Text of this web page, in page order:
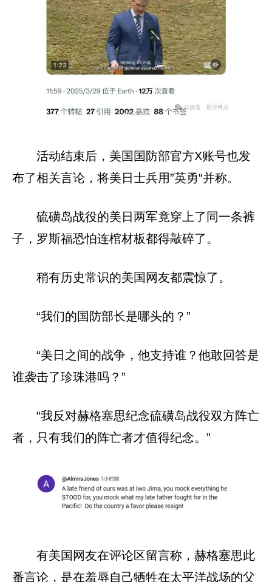
活动结束后，美国国防部官方X账号也发
布了相关言论，将美日士兵用”英勇“并称。
硫磺岛战役的美日两军竟穿上了同一条裤
子，罗斯福恐怕连棺材板都得敲碎了。
稍有历史常识的美国网友都震惊了。
“我们的国防部长是哪头的？”
“美日之间的战争，他支持谁？他敢回答是
谁袭击了珍珠港吗？”
“我反对赫格塞思纪念硫磺岛战役双方阵亡
者，只有我们的阵亡者才值得纪念。”
有美国网友在评论区留言称，赫格塞思此
番言论，是在羞辱自己牺牲在太平洋战场的父